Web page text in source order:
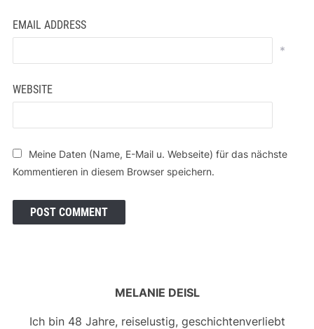
EMAIL ADDRESS
*
WEBSITE
Meine Daten (Name, E-Mail u. Webseite) für das nächste
Kommentieren in diesem Browser speichern.
MELANIE DEISL
Ich bin 48 Jahre, reiselustig, geschichtenverliebt